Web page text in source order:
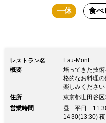
一休 食べ
レストラン名
Eau-Mont
概要
培ってきた技
格的なお料理
楽しみください
住所
東京都世田谷
営業時間
昼 平日
14:30(13:30)